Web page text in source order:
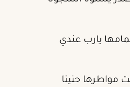
يارب عندي
مواطرها حنينا